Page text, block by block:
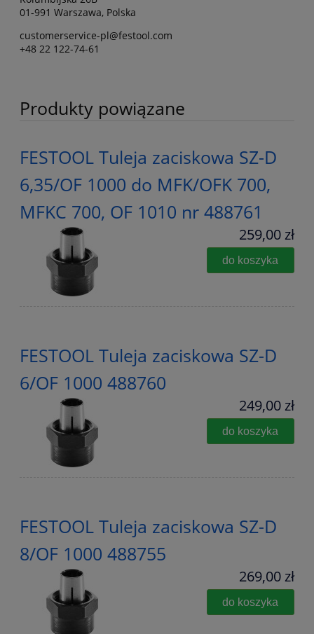
01-991 Warszawa, Polska
customerservice-pl@festool.com
+48 22 122-74-61
Produkty powiązane
FESTOOL Tuleja zaciskowa SZ-D
6,35/OF 1000 do MFK/OFK 700,
MFKC 700, OF 1010 nr 488761
259,00 zł
do koszyka
FESTOOL Tuleja zaciskowa SZ-D
6/OF 1000 488760
249,00 zł
do koszyka
FESTOOL Tuleja zaciskowa SZ-D
8/OF 1000 488755
269,00 zł
do koszyka